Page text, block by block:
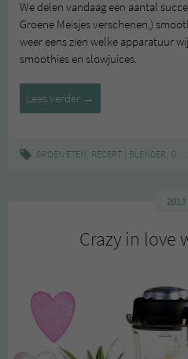
We delen vandaag een aantal
Groene Meisjes verschenen,)
weer eens zien welke apparatuur
smoothies en slowjuices.
Lees verder Smoothies
en
→
GROEN ETEN, RECEPT BLENDER, GEZOND
2013
Crazy in love